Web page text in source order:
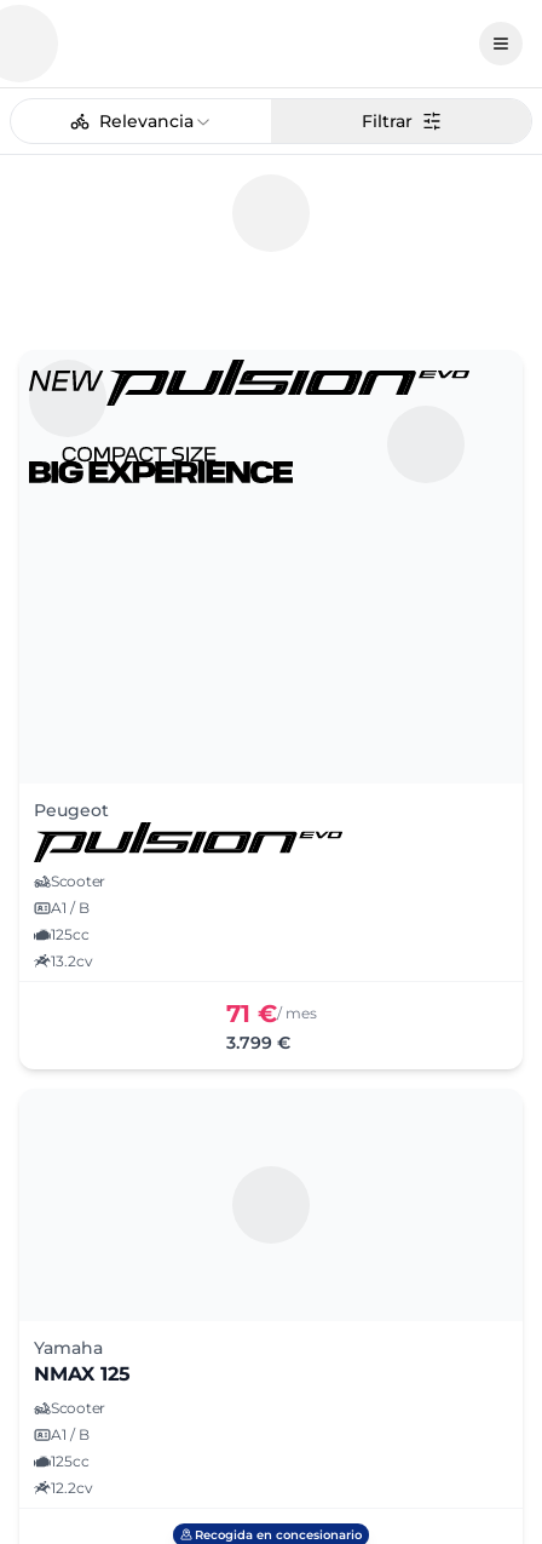
Relevancia Filtrar
Peugeot
Scooter
A1 / B
125cc
13.2cv
71 €/ mes
3.799 €
Yamaha
NMAX 125
Scooter
A1 / B
125cc
12.2cv
Recogida en concesionario